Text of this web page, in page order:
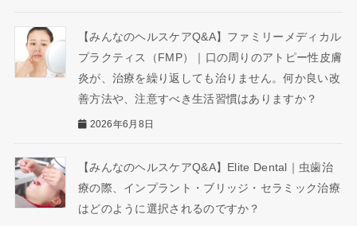
【みんなのヘルスケアQ&A】ファミリーメディカル
プラクティス（FMP）｜口の周りのアトピー性皮膚
炎が、治療を繰り返しても治りません。何か良い改
善方法や、注意すべき生活習慣はありますか？
2026年6月8日
【みんなのヘルスケアQ&A】Elite Dental｜虫歯治
療の際、インプラント・ブリッジ・セラミック治療
はどのように選択されるのですか？